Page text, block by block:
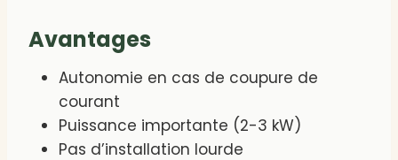
Avantages
Autonomie en cas de coupure de
courant
Puissance importante (2-3 kW)
Pas d’installation lourde